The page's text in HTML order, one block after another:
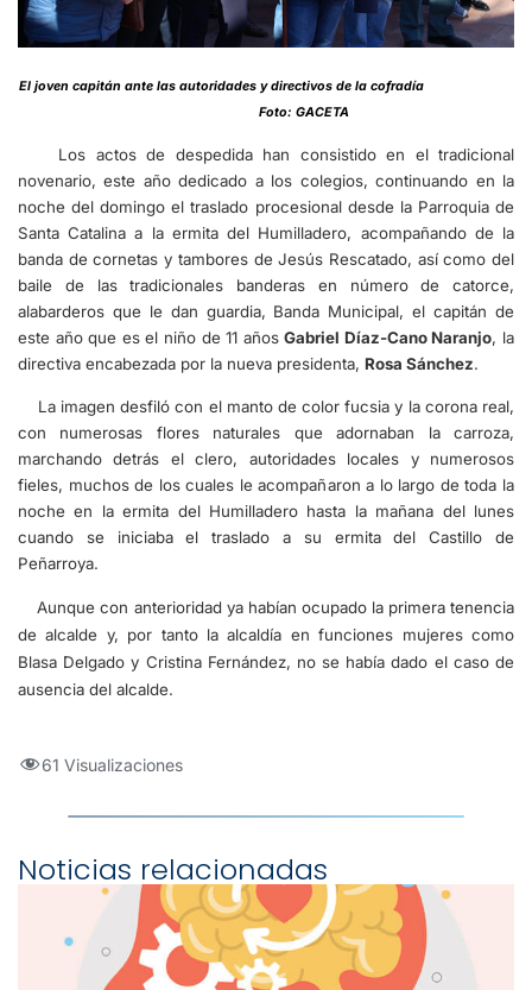
El joven capitán ante las autoridades y directivos de la cofradía
Foto: GACETA
Los actos de despedida han consistido en el tradicional
novenario, este año dedicado a los colegios, continuando en la
noche del domingo el traslado procesional desde la Parroquia de
Santa Catalina a la ermita del Humilladero, acompañando de la
banda de cornetas y tambores de Jesús Rescatado, así como del
baile de las tradicionales banderas en número de catorce,
alabarderos que le dan guardia, Banda Municipal, el capitán de
este año que es el niño de 11 añosGabriel Díaz-Cano Naranjo, la
directiva encabezada por la nueva presidenta, Rosa Sánchez.
La imagen desfiló con el manto de color fucsia y la corona real,
con numerosas flores naturales que adornaban la carroza,
marchando detrás el clero, autoridades locales y numerosos
fieles, muchos de los cuales le acompañaron a lo largo de toda la
noche en la ermita del Humilladero hasta la mañana del lunes
cuando se iniciaba el traslado a su ermita del Castillo de
Peñarroya.
Aunque con anterioridad ya habían ocupado la primera tenencia
de alcalde y, por tanto la alcaldía en funciones mujeres como
Blasa Delgado y Cristina Fernández, no se había dado el caso de
ausencia del alcalde.
61 Visualizaciones
Noticias relacionadas